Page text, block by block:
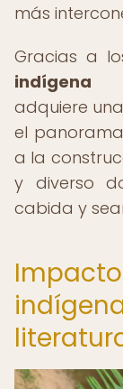
más
Gracias a
indígena
adquiere
el
a la
y diverso
cabida y